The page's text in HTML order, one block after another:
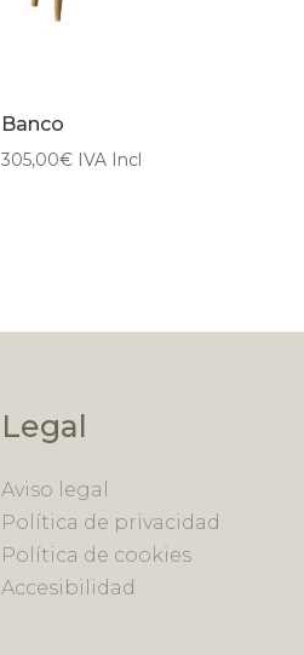
Banco
305,00€ IVA Incl
Legal
Aviso legal
Política de privacidad
Política de cookies
Accesibilidad